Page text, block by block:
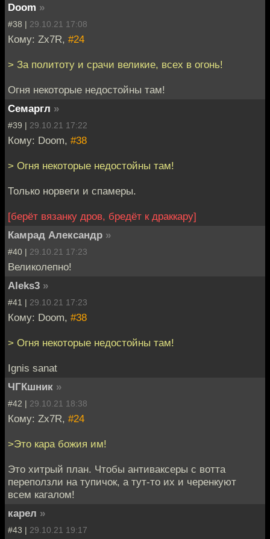
Doom »
#38 | 29.10.21 17:08
Кому: Zx7R, #24
> За политоту и срачи великие, всех в огонь!
Огня некоторые недостойны там!
Семаргл »
#39 | 29.10.21 17:22
Кому: Doom, #38
> Огня некоторые недостойны там!
Только норвеги и спамеры.
[берёт вязанку дров, бредёт к драккару]
Камрад Александр »
#40 | 29.10.21 17:23
Великолепно!
Aleks3 »
#41 | 29.10.21 17:23
Кому: Doom, #38
> Огня некоторые недостойны там!
Ignis sanat
ЧГКшник »
#42 | 29.10.21 18:38
Кому: Zx7R, #24
>Это кара божия им!
Это хитрый план. Чтобы антиваксеры с вотта
переползли на тупичок, а тут-то их и черенкуют
всем кагалом!
карел »
#43 | 29.10.21 19:17